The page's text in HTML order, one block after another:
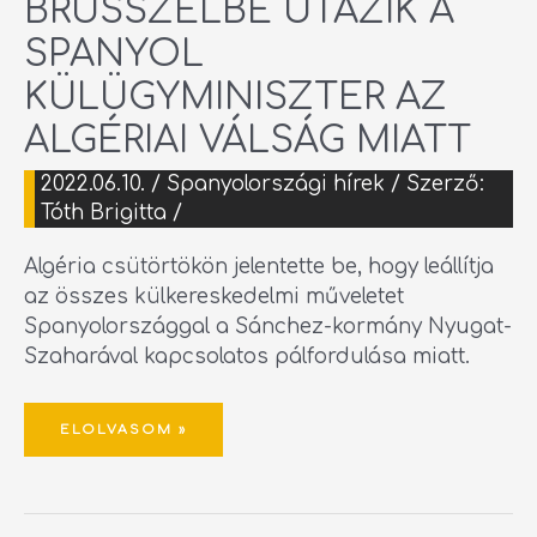
BRÜSSZELBE UTAZIK A
SPANYOL
KÜLÜGYMINISZTER AZ
ALGÉRIAI VÁLSÁG MIATT
2022.06.10. / Spanyolországi hírek / Szerző:
Tóth Brigitta /
Algéria csütörtökön jelentette be, hogy leállítja
az összes külkereskedelmi műveletet
Spanyolországgal a Sánchez-kormány Nyugat-
Szaharával kapcsolatos pálfordulása miatt.
ELOLVASOM »